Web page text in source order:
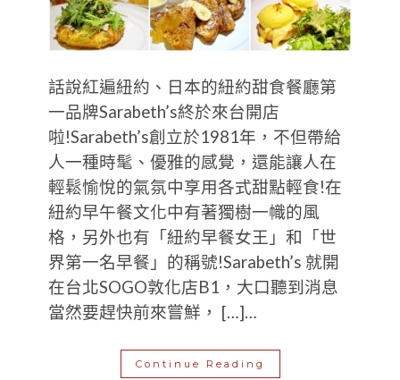
話說紅遍紐約、日本的紐約甜食餐廳第
一品牌Sarabeth’s終於來台開店
啦!Sarabeth’s創立於1981年，不但帶給
人一種時髦、優雅的感覺，還能讓人在
輕鬆愉悅的氣氛中享用各式甜點輕食!在
紐約早午餐文化中有著獨樹一幟的風
格，另外也有「紐約早餐女王」和「世
界第一名早餐」的稱號!Sarabeth’s 就開
在台北SOGO敦化店B1，大口聽到消息
當然要趕快前來嘗鮮， […]…
Continue Reading